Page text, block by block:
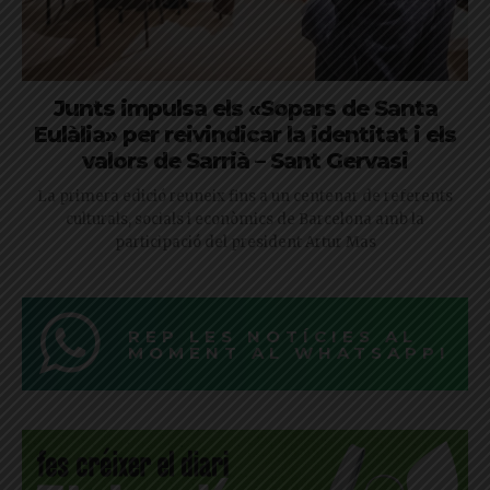
Junts impulsa els «Sopars de Santa
Eulàlia» per reivindicar la identitat i els
valors de Sarrià – Sant Gervasi
La primera edició reuneix fins a un centenar de referents
culturals, socials i econòmics de Barcelona amb la
participació del president Artur Mas
REP LES NOTÍCIES AL
MOMENT AL WHATSAPP!